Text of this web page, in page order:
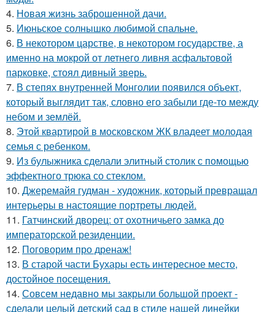
4. Новая жизнь заброшенной дачи.
5. Июньское солнышко любимой спальне.
6. В некотором царстве, в некотором государстве, а
именно на мокрой от летнего ливня асфальтовой
парковке, стоял дивный зверь.
7. В степях внутренней Монголии появился объект,
который выглядит так, словно его забыли где-то между
небом и землёй.
8. Этой квартирой в московском ЖК владеет молодая
семья с ребенком.
9. Из булыжника сделали элитный столик с помощью
эффектного трюка со стеклом.
10. Джеремайя гудман - художник, который превращал
интерьеры в настоящие портреты людей.
11. Гатчинский дворец: от охотничьего замка до
императорской резиденции.
12. Поговорим про дренаж!
13. В старой части Бухары есть интересное место,
достойное посещения.
14. Совсем недавно мы закрыли большой проект -
сделали целый детский сад в стиле нашей линейки